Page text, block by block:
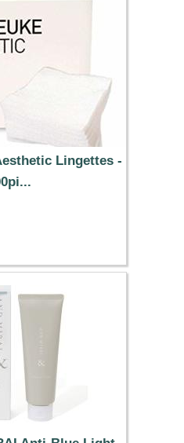
Lingettes -